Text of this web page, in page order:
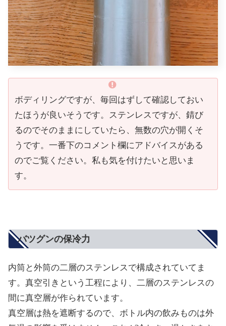
ボディリングですが、毎回はずして確認しておい
たほうが良いそうです。ステンレスですが、錆び
るのでそのままにしていたら、無数の穴が開くそ
うです。一番下のコメント欄にアドバイスがある
のでご覧ください。私も気を付けたいと思いま
す。
バツグンの保冷力
内筒と外筒の二層のステンレスで構成されていてま
す。真空引きという工程により、二層のステンレスの
間に真空層が作られています。
真空層は熱を遮断するので、ボトル内の飲みものは外